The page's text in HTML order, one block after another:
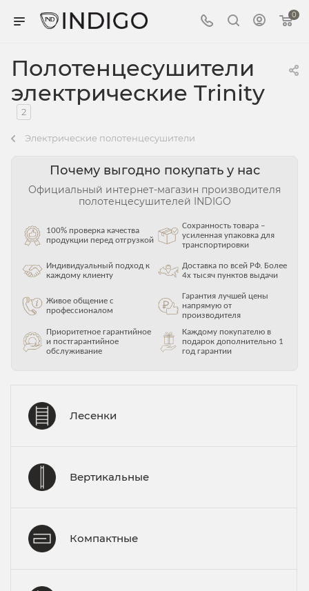
0
Полотенцесушители
электрические Trinity
2
Электрические полотенцесушители
Почему выгодно покупать у нас
Официальный интернет-магазин производителя
полотенцесушителей INDIGO
100% проверка качества
продукции перед отгрузкой
Сохранность товара –
усиленная упаковка для
транспортировки
Индивидуальный подход к
каждому клиенту
Доставка по всей РФ. Более
4х тысяч пунктов выдачи
Живое общение с
профессионалом
Гарантия лучшей цены
напрямую от
производителя
Приоритетное гарантийное
и постгарантийное
обслуживание
Каждому покупателю в
подарок дополнительно 1
год гарантии
Лесенки
Вертикальные
Компактные